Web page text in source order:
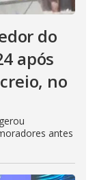
do
após
no
antes